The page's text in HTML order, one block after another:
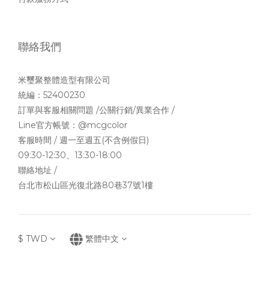
聯絡我們
米璽聚整體造型有限公司
統編：52400230
訂單與客服相關問題 /公關行銷/異業合作 /
Line官方帳號： @mcgcolor
客服時間 / 週一至週五(不含例假日)
09:30-12:30、13:30-18:00
聯絡地址 /
台北市松山區光復北路80巷37號1樓
$ TWD 繁體中文